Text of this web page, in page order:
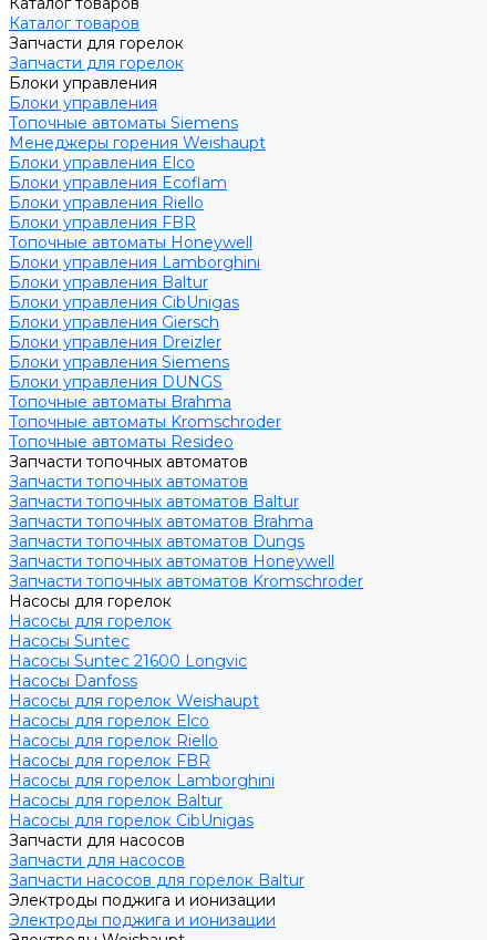
Каталог товаров
Запчасти для горелок
Запчасти для горелок
Блоки управления
Блоки управления
Топочные автоматы Siemens
Менеджеры горения Weishaupt
Блоки управления Elco
Блоки управления Ecoflam
Блоки управления Riello
Блоки управления FBR
Топочные автоматы Honeywell
Блоки управления Lamborghini
Блоки управления Baltur
Блоки управления CibUnigas
Блоки управления Giersch
Блоки управления Dreizler
Блоки управления Siemens
Блоки управления DUNGS
Топочные автоматы Brahma
Топочные автоматы Kromschroder
Топочные автоматы Resideo
Запчасти топочных автоматов
Запчасти топочных автоматов
Запчасти топочных автоматов Baltur
Запчасти топочных автоматов Brahma
Запчасти топочных автоматов Dungs
Запчасти топочных автоматов Honeywell
Запчасти топочных автоматов Kromschroder
Насосы для горелок
Насосы для горелок
Насосы Suntec
Насосы Suntec 21600 Longvic
Насосы Danfoss
Насосы для горелок Weishaupt
Насосы для горелок Elco
Насосы для горелок Riello
Насосы для горелок FBR
Насосы для горелок Lamborghini
Насосы для горелок Baltur
Насосы для горелок CibUnigas
Запчасти для насосов
Запчасти для насосов
Запчасти насосов для горелок Baltur
Электроды поджига и ионизации
Электроды поджига и ионизации